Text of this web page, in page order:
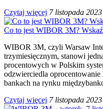
Czytaj więcej 7 listopada 2023
Co to jest WIBOR 3M?
WIBOR 3M, czyli Warsaw
trzymiesięcznym, stanowi
procentowych w Polskim
odzwierciedla
bankach na rynku
Czytaj więcej 7 listopada 2023